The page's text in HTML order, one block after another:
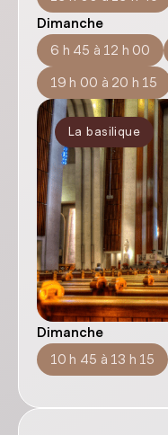
Dimanche
6 h 45 à 12 h 00
19 h 00 à 20 h 15
La basilique
Dimanche
10 h 45 à 13 h 15